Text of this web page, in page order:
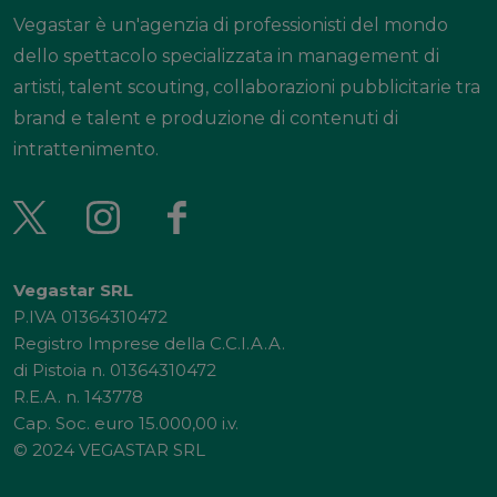
Vegastar è un'agenzia di professionisti del mondo
dello spettacolo specializzata in management di
artisti, talent scouting, collaborazioni pubblicitarie tra
brand e talent e produzione di contenuti di
intrattenimento.
Vegastar SRL
P.IVA 01364310472
Registro Imprese della C.C.I.A.A.
di Pistoia n. 01364310472
R.E.A. n. 143778
Cap. Soc. euro 15.000,00 i.v.
© 2024 VEGASTAR SRL